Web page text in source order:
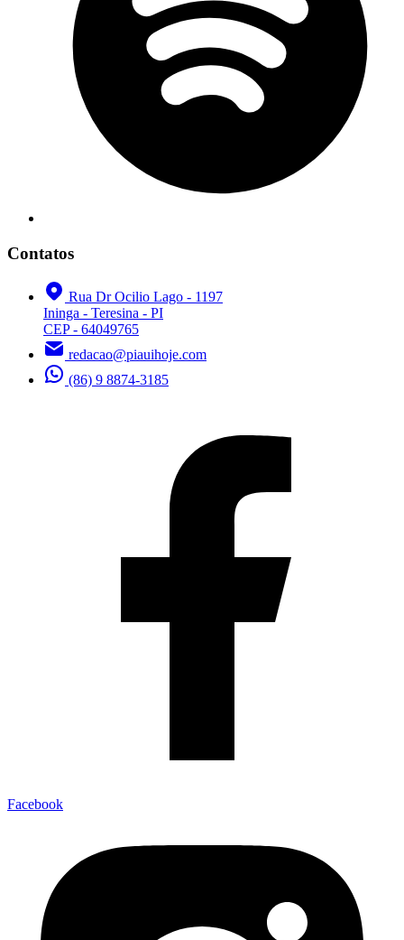
Contatos
Rua Dr Ocilio Lago - 1197
Ininga - Teresina - PI
CEP - 64049765
redacao@piauihoje.com
(86) 9 8874-3185
Facebook